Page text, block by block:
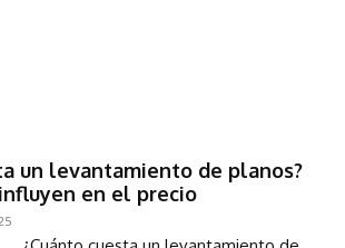
un levantamiento de planos?
en el precio